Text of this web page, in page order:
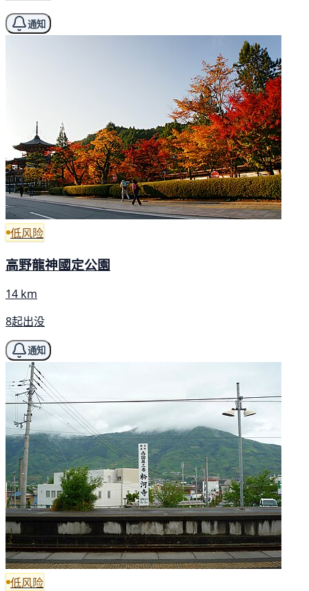
通知
低风险
高野龍神國定公園
14 km
8起出没
通知
低风险